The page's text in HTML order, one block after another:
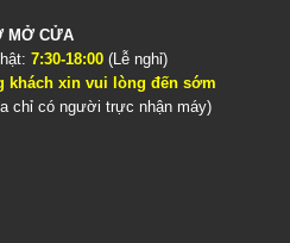
MỞ CỬA
7:30-18:00(Lễ nghỉ)
khách xin vui lòng đến sớm
chỉ có người trực nhận máy)